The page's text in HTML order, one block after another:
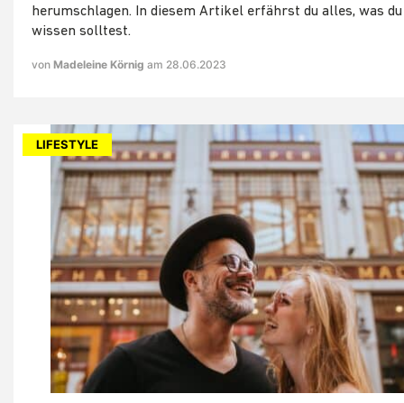
herumschlagen. In diesem Artikel erfährst du alles, was
wissen solltest.
von Madeleine Körnig am 28.06.2023
LIFESTYLE